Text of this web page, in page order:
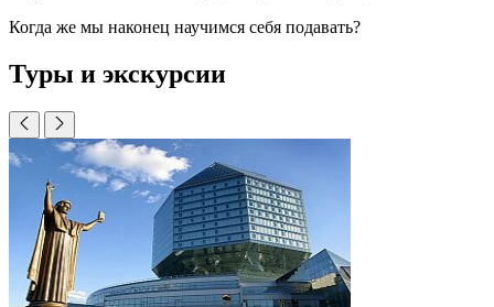
Когда же мы наконец научимся себя подавать?
Туры и экскурсии